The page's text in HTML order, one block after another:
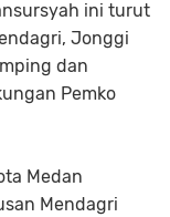
ini turut
Jonggi
dan
Pemko
Medan
Mendagri